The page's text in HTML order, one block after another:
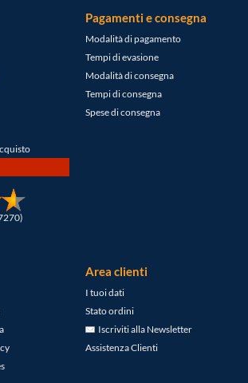
Pagamenti e consegna
Modalità di pagamento
Tempi di evasione
Modalità di consegna
Tempi di consegna
Spese di consegna
Area clienti
I tuoi dati
Stato ordini
Iscriviti alla Newsletter
Assistenza Clienti